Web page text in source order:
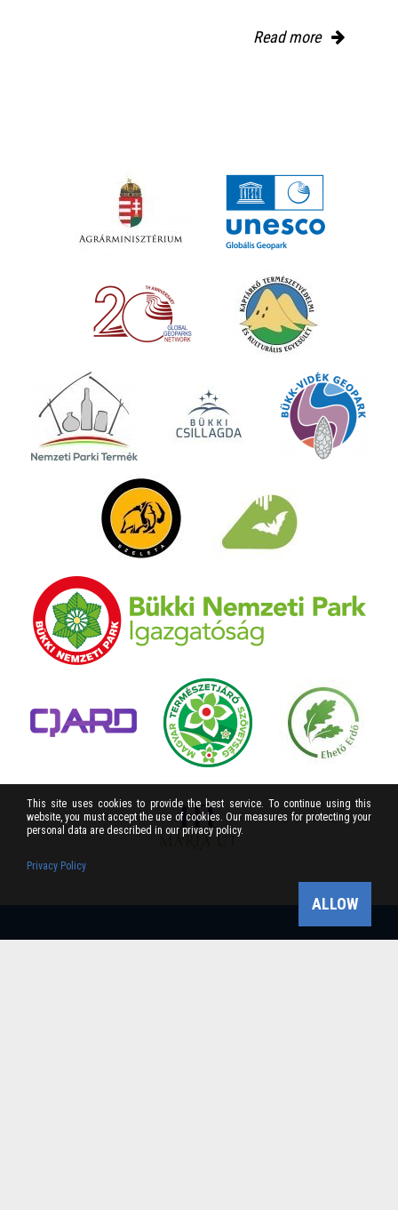
Read more
This site uses cookies to provide the best service. To continue using this
website, you must accept the use of cookies. Our measures for protecting your
personal data are described in our privacy policy.
Privacy Policy
ALLOW